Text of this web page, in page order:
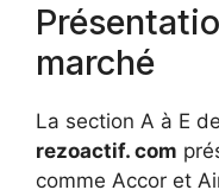
marché
La section A à E
rezoactif. com
comme Accor et